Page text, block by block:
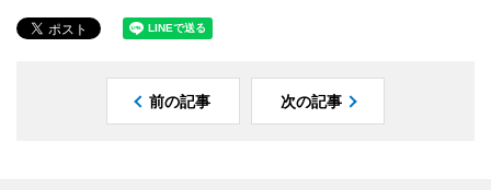
前の記事 次の記事